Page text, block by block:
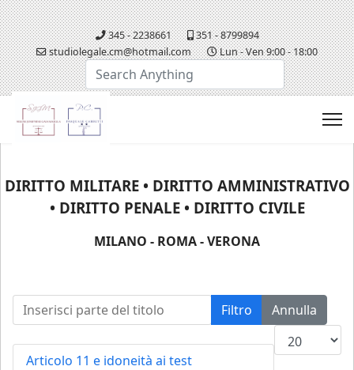
345 - 2238661
351 - 8799894
studiolegale.cm@hotmail.com
Lun - Ven 9:00 - 18:00
DIRITTO MILITARE • DIRITTO AMMINISTRATIVO
• DIRITTO PENALE • DIRITTO CIVILE
MILANO - ROMA - VERONA
Inserisci parte del titolo Filtro
Annulla
Visualizza n.
Articolo 11 e idoneità ai test